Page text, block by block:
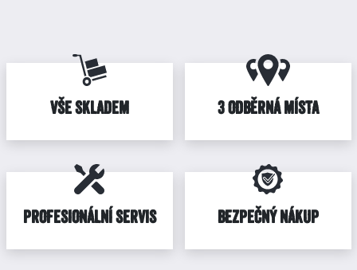
VŠE SKLADEM 3 ODBĚRNÁ MÍSTA
PROFESIONÁLNÍ SERVIS BEZPEČNÝ NÁKUP